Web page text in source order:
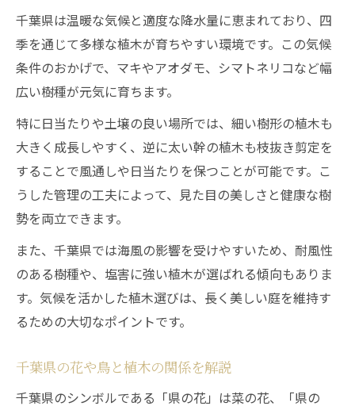
太い幹の植木も枝抜きで爽やかに育てる
若い世代が好む植木の剪定ポイント
千葉県での剪定管理の失敗と成功例
植木剪定の頻度や時期を知るためのコツ
千葉県と植木にまつわる基礎知識を深掘り
千葉県植木の基礎知識を徹底解説します
千葉県の鳥や花と植木のつながりを学ぶ
千葉県銘木百選の概要と選出基準に注目
植木市や園芸協会の役割と地域活動紹介
千葉県で有名な植木や果樹の特徴まとめ
千葉県は温暖な気候と適度な降水量に恵まれており、四
季を通じて多様な植木が育ちやすい環境です。この気候
条件のおかげで、マキやアオダモ、シマトネリコなど幅
広い樹種が元気に育ちます。
特に日当たりや土壌の良い場所では、細い樹形の植木も
大きく成長しやすく、逆に太い幹の植木も枝抜き剪定を
することで風通しや日当たりを保つことが可能です。こ
うした管理の工夫によって、見た目の美しさと健康な樹
勢を両立できます。
また、千葉県では海風の影響を受けやすいため、耐風性
のある樹種や、塩害に強い植木が選ばれる傾向もありま
す。気候を活かした植木選びは、長く美しい庭を維持す
るための大切なポイントです。
千葉県の花や鳥と植木の関係を解説
千葉県のシンボルである「県の花」は菜の花、「県の